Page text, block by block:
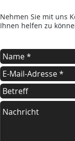
Nehmen Sie mit uns
Ihnen helfen zu